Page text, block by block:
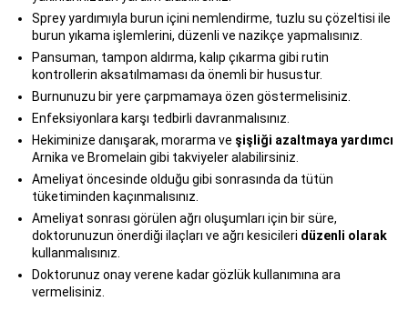
Sprey yardımıyla burun içini nemlendirme, tuzlu su çözeltisi ile
burun yıkama işlemlerini, düzenli ve nazikçe yapmalısınız.
Pansuman, tampon aldırma, kalıp çıkarma gibi rutin
kontrollerin aksatılmaması da önemli bir husustur.
Burnunuzu bir yere çarpmamaya özen göstermelisiniz.
Enfeksiyonlara karşı tedbirli davranmalısınız.
Hekiminize danışarak, morarma ve şişliği azaltmaya yardımcı
Arnika ve Bromelain gibi takviyeler alabilirsiniz.
Ameliyat öncesinde olduğu gibi sonrasında da tütün
tüketiminden kaçınmalısınız.
Ameliyat sonrası görülen ağrı oluşumları için bir süre,
doktorunuzun önerdiği ilaçları ve ağrı kesicileri düzenli olarak
kullanmalısınız.
Doktorunuz onay verene kadar gözlük kullanımına ara
vermelisiniz.